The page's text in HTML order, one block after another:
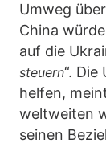
Umweg
China
auf die
steuern“.
helfen,
weltweiten
seinen